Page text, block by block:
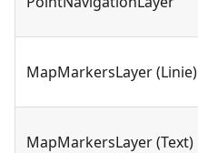
MapMarkersLayer (Linie)
MapMarkersLayer (Text)